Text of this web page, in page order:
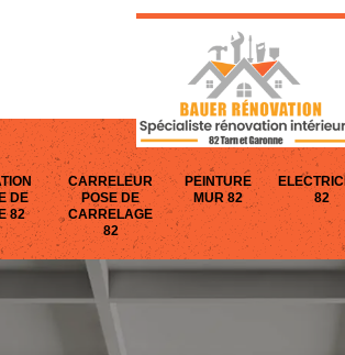
DE
82
CARRELEUR
POSE DE
CARRELAGE
82
PEINTURE
MUR 82
82